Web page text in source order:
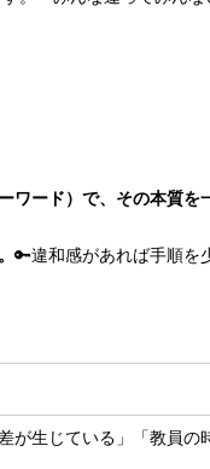
ワード）で、その本質を
🔑違和感があれば手順を
生じている」「教員の